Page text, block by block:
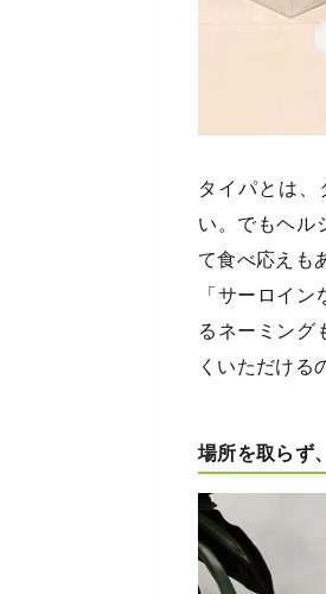
タイパとは
い。でもヘル
て食べ応えも
「サーロイ
るネーミング
くいただける
場所を取らず